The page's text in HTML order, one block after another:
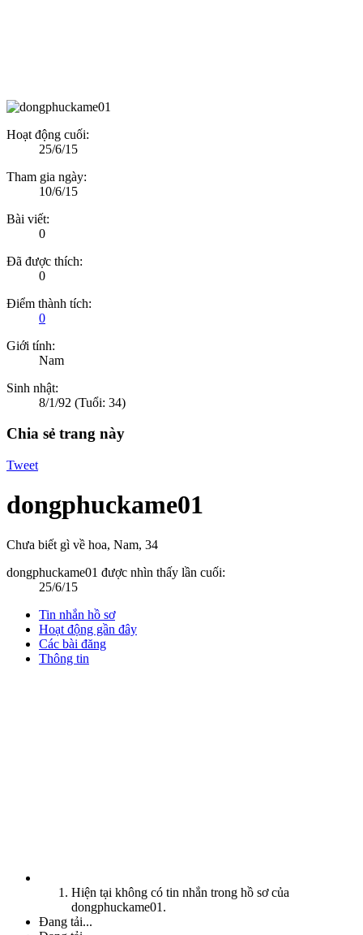
Hoạt động cuối:
25/6/15
Tham gia ngày:
10/6/15
Bài viết:
0
Đã được thích:
0
Điểm thành tích:
0
Giới tính:
Nam
Sinh nhật:
8/1/92 (Tuổi: 34)
Chia sẻ trang này
Tweet
dongphuckame01
Chưa biết gì về hoa, Nam, 34
dongphuckame01 được nhìn thấy lần cuối:
25/6/15
Tin nhắn hồ sơ
Hoạt động gần đây
Các bài đăng
Thông tin
Hiện tại không có tin nhắn trong hồ sơ của
dongphuckame01.
Đang tải...